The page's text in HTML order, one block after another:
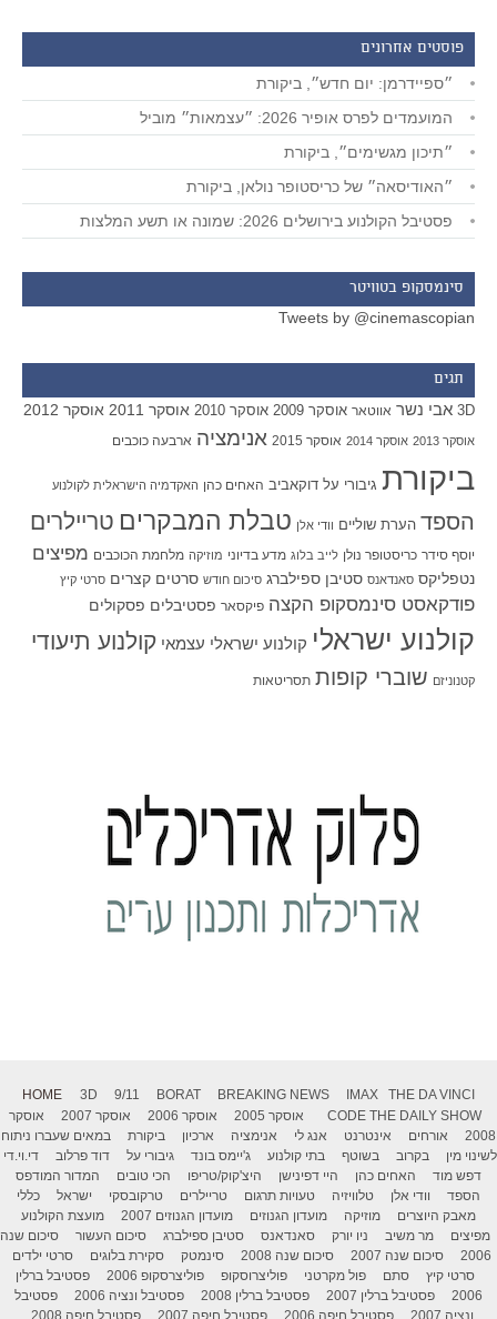
פוסטים אחרונים
״ספיידרמן: יום חדש״, ביקורת
המועמדים לפרס אופיר 2026: ״עצמאות״ מוביל
״תיכון מגשימים״, ביקורת
״האודיסאה״ של כריסטופר נולאן, ביקורת
פסטיבל הקולנוע בירושלים 2026: שמונה או תשע המלצות
סינמסקופ בטוויטר
Tweets by @cinemascopian
תגים
3D אבי נשר אווטאר אוסקר 2009 אוסקר 2010 אוסקר 2011 אוסקר 2012
אוסקר 2013 אוסקר 2014 אוסקר 2015 אנימציה ארבעה כוכבים
ביקורת גיבורי על דוקאביב האחים כהן האקדמיה הישראלית לקולנוע
הספד הערת שוליים וודי אלן טבלת המבקרים טריילרים
יוסף סידר כריסטופר נולן לייב בלוג מדע בדיוני מוזיקה מלחמת הכוכבים מפיצים
נטפליקס סאנדאנס סטיבן ספילברג סיכום חודש סרטים קצרים סרטי קיץ
פודקאסט סינמסקופ הקצה פיקסאר פסטיבלים פסקולים
קולנוע ישראלי קולנוע ישראלי עצמאי קולנוע תיעודי
קטנוניזם שוברי קופות תסריטאות
HOME 3D 9/11 BORAT BREAKING NEWS IMAX
THE DA VINCI
CODE THE DAILY SHOW אוסקר 2005 אוסקר 2006 אוסקר 2007
אוסקר
2008
אורחים אינטרנט אנג לי אנימציה ארכיון ביקורת
במאים שעברו ניתוח
לשינוי מין
בקרוב בשוטף בתי קולנוע ג'יימס בונד גיבורי על דוד פרלוב
די.וי.די
דפש מוד
האחים כהן היי דפינישן היצ'קוק/טריפו הכי טובים
המדור המודפס
הספד
וודי אלן טלוויזיה טעויות תרגום טריילרים טרקובסקי ישראל
כללי
מאבק היוצרים
מוזיקה מועדון הגנוזים מועדון הגנוזים 2007
מועצת הקולנוע
מפיצים
מר משיב ניו יורק סאנדאנס סטיבן ספילברג סיכום העשור
סיכום שנה
2006
סיכום שנה 2007 סיכום שנה 2008 סינמטק סקירת בלוגים
סרטי ילדים
סרטי קיץ
סתם פול מקרטני פוליצרוסקופ פוליצרסקופ 2006
פסטיבל ברלין
2006
פסטיבל ברלין 2007 פסטיבל ברלין 2008 פסטיבל ונציה 2006
פסטיבל